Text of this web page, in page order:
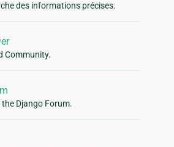
des informations précises.
Community.
Django Forum.